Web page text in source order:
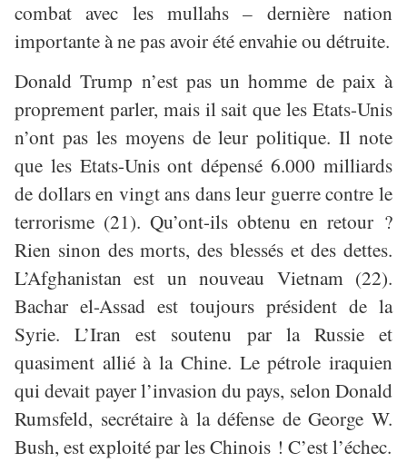
combat avec les mullahs – dernière nation
importante à ne pas avoir été envahie ou détruite.
Donald Trump n’est pas un homme de paix à
proprement parler, mais il sait que les Etats-Unis
n’ont pas les moyens de leur politique. Il note
que les Etats-Unis ont dépensé 6.000 milliards
de dollars en vingt ans dans leur guerre contre le
terrorisme (21). Qu’ont-ils obtenu en retour ?
Rien sinon des morts, des blessés et des dettes.
L’Afghanistan est un nouveau Vietnam (22).
Bachar el-Assad est toujours président de la
Syrie. L’Iran est soutenu par la Russie et
quasiment allié à la Chine. Le pétrole iraquien
qui devait payer l’invasion du pays, selon Donald
Rumsfeld, secrétaire à la défense de George W.
Bush, est exploité par les Chinois ! C’est l’échec.